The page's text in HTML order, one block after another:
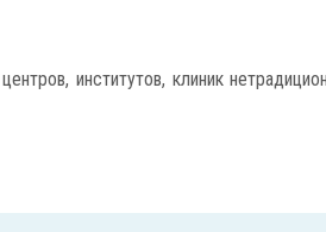
институтов, клиник